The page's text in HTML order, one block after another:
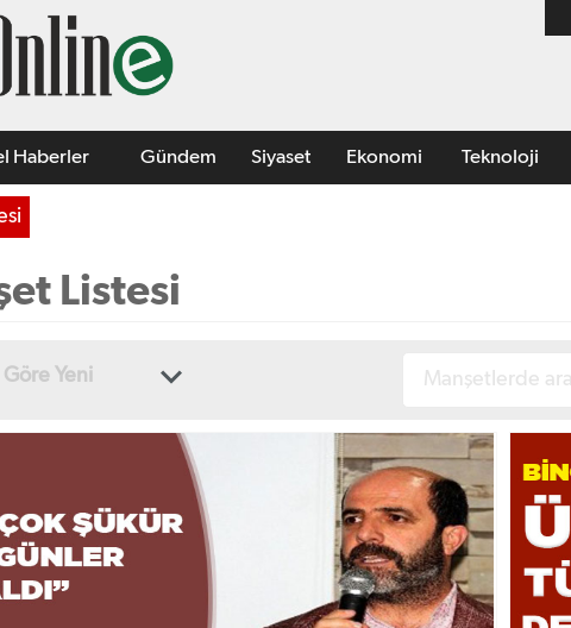
Haberler Gündem Siyaset Ekonomi Teknoloji
Listesi
Göre Yeni